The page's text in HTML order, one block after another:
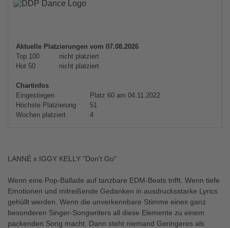
powered by
Aktuelle Platzierungen vom 07.08.2026
Top 100
nicht platziert
Hot 50
nicht platziert
Chartinfos
Eingestiegen
Platz 60 am 04.11.2022
Höchste Platzierung
51
Wochen platziert
4
LANNÉ x IGGY KELLY "Don't Go"
Wenn eine Pop-Ballade auf tanzbare EDM-Beats trifft. Wenn tiefe
Emotionen und mitreißende Gedanken in ausdrucksstarke Lyrics
gehüllt werden. Wenn die unverkennbare Stimme eines ganz
besonderen Singer-Songwriters all diese Elemente zu einem
packenden Song macht. Dann steht niemand Geringeres als